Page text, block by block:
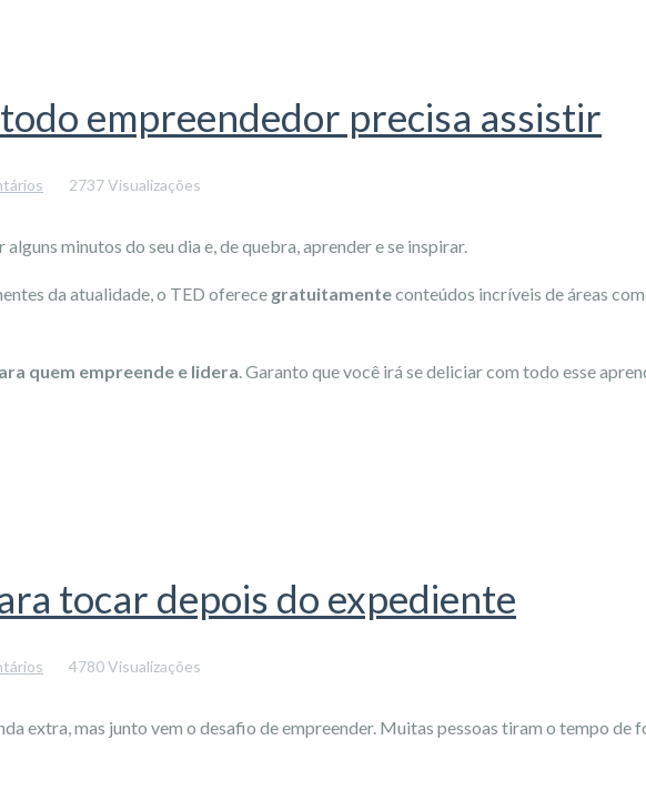
empreendedor precisa assistir
2737 Visualizações
minutos do seu dia e, de quebra, aprender e se inspirar.
da atualidade, o TED oferece gratuitamenteconteúdos incríveis de áreas
quem empreende e lidera. Garanto que você irá se deliciar com todo esse
tocar depois do expediente
4780 Visualizações
extra, mas junto vem o desafio de empreender. Muitas pessoas tiram o tempo de